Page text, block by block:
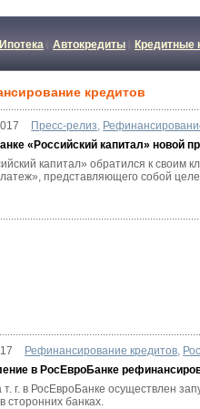
Ипотека Автокредиты Кредитные
кредитов
Пресс-релиз,
«Российский капитал» новой
капитал» обратился к
представляющего собой
Рефинансирование кредитов,
в РосЕвроБанке
г. в РосЕвроБанке осуществлен
сторонних банках.